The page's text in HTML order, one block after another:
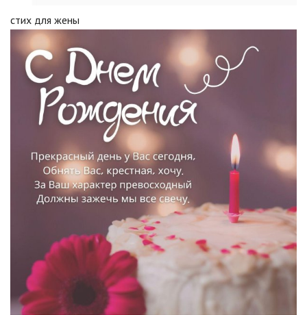
стих для жены